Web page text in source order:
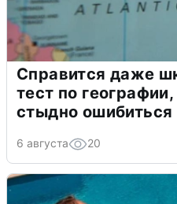
Справится даже
тест по
стыдно ошибиться
6 августа 20